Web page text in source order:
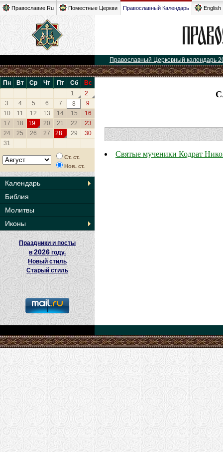
Православие.Ru Поместные Церкви Православный Календарь English
Православный Церковный календарь
Пн Вт Ср Чт Пт Сб
Вс
1
2
3
4 5 6 7 8
9
10
11 12 13 14 15
16
17
18 19 20 21 22
23
24
25 26 27 28 29
30
31
Ст. ст.
Нов. ст.
Календарь
Библия
Молитвы
Иконы
Праздники и посты
в2026 году.
Новый стиль
Старый стиль
Святые мученики Кодрат